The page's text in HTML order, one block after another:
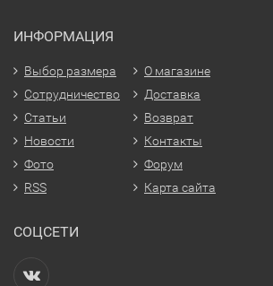
ИНФОРМАЦИЯ
Выбор размера
Сотрудничество
Статьи
Новости
Фото
RSS
О магазине
Доставка
Возврат
Контакты
Форум
Карта сайта
СОЦСЕТИ